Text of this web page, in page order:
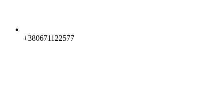
+380671122577